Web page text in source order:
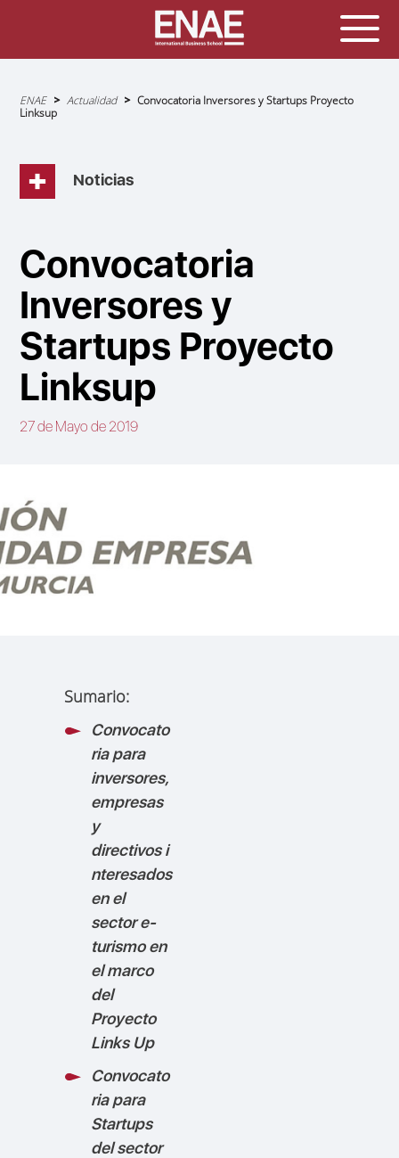
Sobrescribir
enlaces
de
navegación
ENAE Actualidad
Convocatoria Inversores y Startups Proyecto
Linksup
Noticias
Convocatoria
Inversores y
Startups Proyecto
Linksup
27 de Mayo de 2019
Sumario:
Convocato
ria para
inversores,
empresas
y
directivos i
nteresados
en el
sector e-
turismo en
el marco
del
Proyecto
Links Up
Convocato
ria para
Startups
del sector